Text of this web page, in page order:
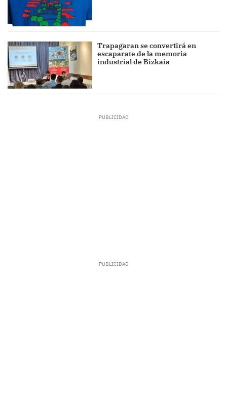
Trapagaran se convertirá en
escaparate de la memoria
industrial de Bizkaia